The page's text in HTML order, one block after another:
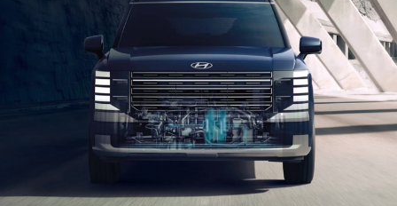
الأمان
الراحة
سيارة هجينة